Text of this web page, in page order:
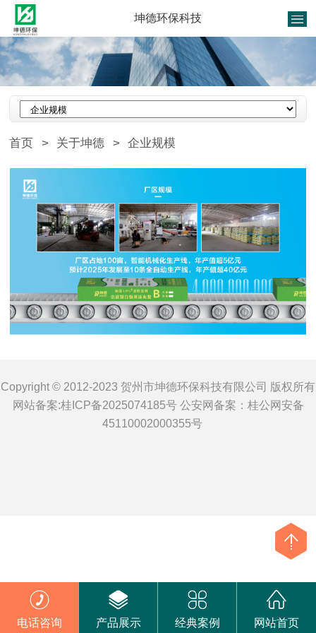
坤德环保科技
首页 > 关于坤德 > 企业规模
Copyright © 2012-2023 贺州市坤德环保科技有限公司 版权所有
网站备案:桂ICP备2025074185号公安网备案： 桂公网安备
45110002000355号
电话咨询 产品展示 经典案例 网站首页